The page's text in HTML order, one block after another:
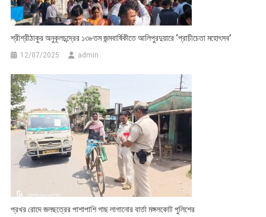
শ্রীশ্রীঠাকুর অনুকূলচন্দ্রের ১৩৮তম জন্মবার্ষিকীতে আলিপুরদুয়ারে ‘প্রাচীচেতা মহোৎসব’
12/07/2025 admin
প্রখর রোদে জলছত্রের পাশাপাশি গাছ লাগানোর বার্তা মঙ্গলকোট পুলিশের